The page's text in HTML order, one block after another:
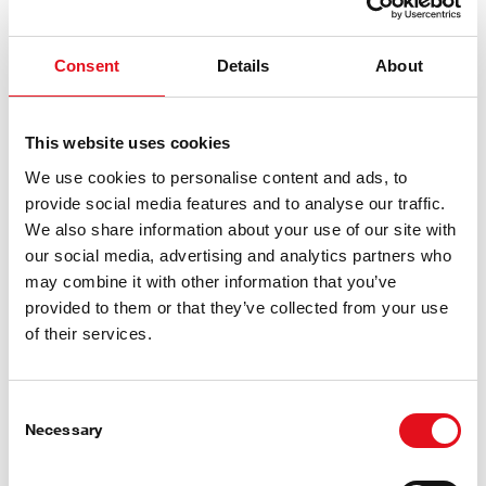
Consent Details About
This website uses cookies
We use cookies to personalise content and ads, to
provide social media features and to analyse our traffic.
We also share information about your use of our site with
our social media, advertising and analytics partners who
may combine it with other information that you’ve
provided to them or that they’ve collected from your use
of their services.
Selection
Necessary
klimatyzacji. Ponad 400 części spełniających
wymagania OE , zapewniających chłód i niezawodne